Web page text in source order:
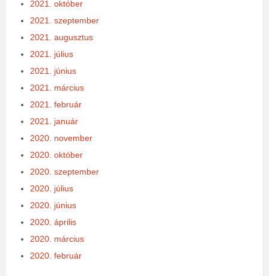
2021. október
2021. szeptember
2021. augusztus
2021. július
2021. június
2021. március
2021. február
2021. január
2020. november
2020. október
2020. szeptember
2020. július
2020. június
2020. április
2020. március
2020. február